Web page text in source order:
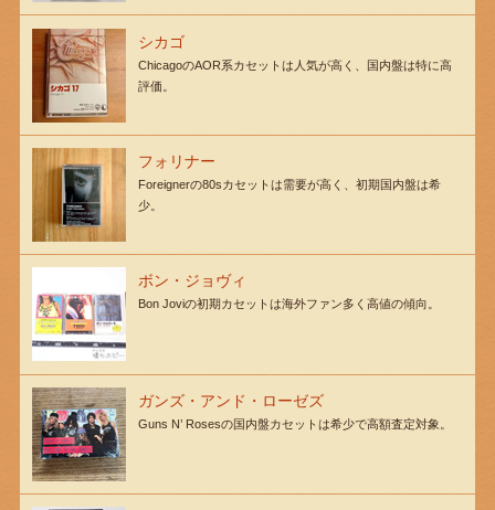
シカゴ
ChicagoのAOR系カセットは人気が高く、国内盤は特に高
評価。
フォリナー
Foreignerの80sカセットは需要が高く、初期国内盤は希
少。
ボン・ジョヴィ
Bon Joviの初期カセットは海外ファン多く高値の傾向。
ガンズ・アンド・ローゼズ
Guns N’ Rosesの国内盤カセットは希少で高額査定対象。